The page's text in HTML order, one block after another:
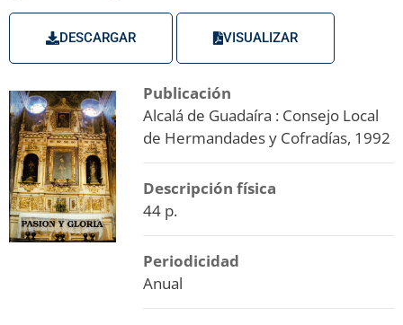
DESCARGAR VISUALIZAR
Publicación
Alcalá de Guadaíra : Consejo Local
de Hermandades y Cofradías, 1992
Descripción física
44 p.
Periodicidad
Anual